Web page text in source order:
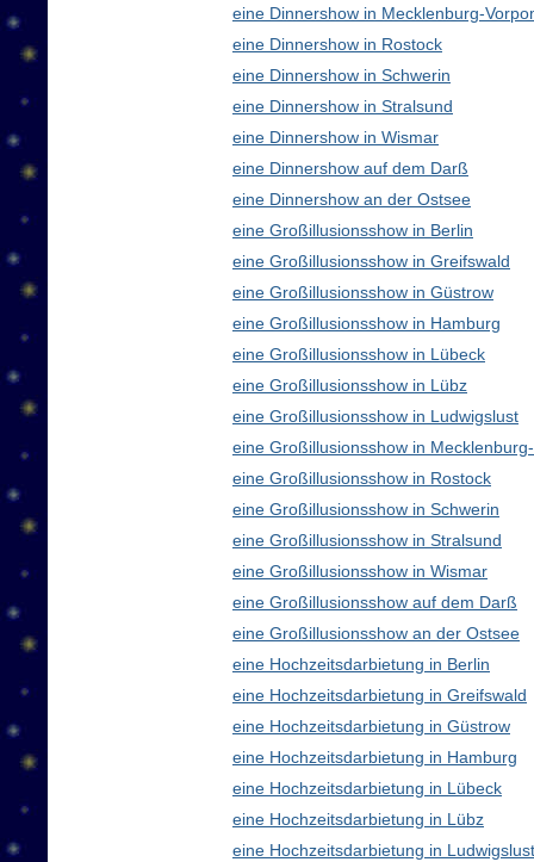
eine Dinnershow in Mecklenburg-
eine Dinnershow in Rostock
eine Dinnershow in Schwerin
eine Dinnershow in Stralsund
eine Dinnershow in Wismar
eine Dinnershow auf dem Darß
eine Dinnershow an der Ostsee
eine Großillusionsshow in Berlin
eine Großillusionsshow in Greifswald
eine Großillusionsshow in Güstrow
eine Großillusionsshow in Hamburg
eine Großillusionsshow in Lübeck
eine Großillusionsshow in Lübz
eine Großillusionsshow in Ludwigslust
eine Großillusionsshow in
eine Großillusionsshow in Rostock
eine Großillusionsshow in Schwerin
eine Großillusionsshow in Stralsund
eine Großillusionsshow in Wismar
eine Großillusionsshow auf dem Darß
eine Großillusionsshow an der Ostsee
eine Hochzeitsdarbietung in Berlin
eine Hochzeitsdarbietung in Greifswald
eine Hochzeitsdarbietung in Güstrow
eine Hochzeitsdarbietung in Hamburg
eine Hochzeitsdarbietung in Lübeck
eine Hochzeitsdarbietung in Lübz
eine Hochzeitsdarbietung in Ludwigslust